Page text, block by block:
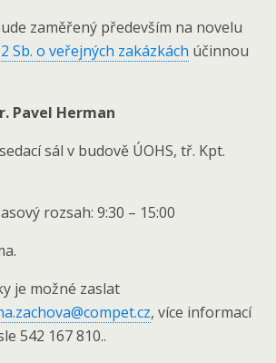
zaměřený především na novelu
Sb. o veřejných zakázkách účinnou
Pavel Herman
sál v budově ÚOHS, tř. Kpt.
rozsah: 9:30 – 15:00
je možné zaslat
, více informací
542 167 810..